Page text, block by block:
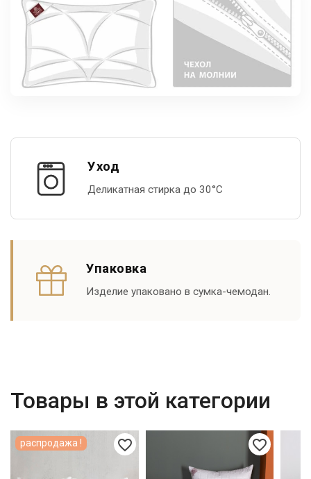
Уход
Деликатная стирка до 30°С
Упаковка
Изделие упаковано в сумка-чемодан.
Товары в этой категории
favorite_border
распродажа ! favorite_border